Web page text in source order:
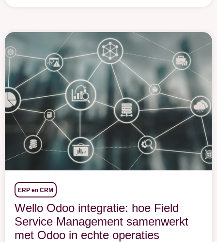
ERP en CRM
Wello Odoo integratie: hoe Field
Service Management samenwerkt
met Odoo in echte operaties